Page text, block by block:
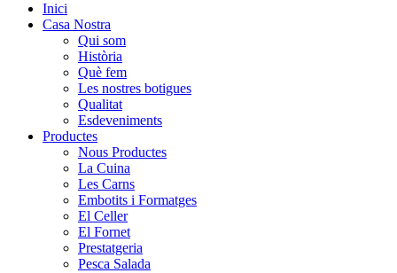
Inici
Casa Nostra
Qui som
Història
Què fem
Les nostres botigues
Qualitat
Esdeveniments
Productes
Nous Productes
La Cuina
Les Carns
Embotits i Formatges
El Celler
El Fornet
Prestatgeria
Pesca Salada